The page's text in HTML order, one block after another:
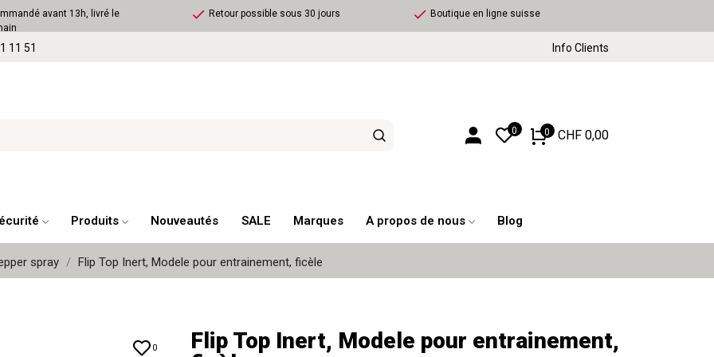
avant 13h, livré le
check Retour possible sous 30 jours check Boutique en ligne suisse
11 51 Info Clients
0 0 CHF 0,00
Produits Nouveautés SALE Marques A propos de nous Blog
spray Flip Top Inert, Modele pour entrainement, ficèle
0
Flip Top Inert, Modele pour entrainement,